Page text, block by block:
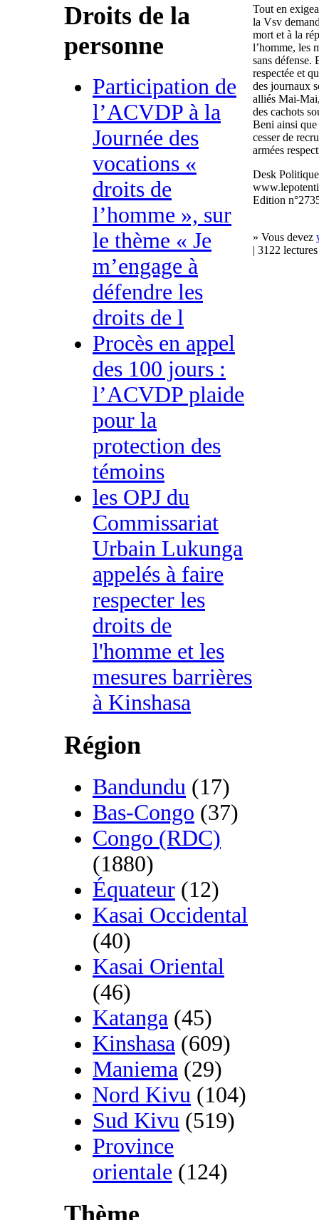
Droits de la
personne
Participation de
l’ACVDP à la
Journée des
vocations «
droits de
l’homme », sur
le thème « Je
m’engage à
défendre les
droits de l
Procès en appel
des 100 jours :
l’ACVDP plaide
pour la
protection des
témoins
les OPJ du
Commissariat
Urbain Lukunga
appelés à faire
respecter les
droits de
l'homme et les
mesures barrières
à Kinshasa
Région
Bandundu (17)
Bas-Congo (37)
Congo (RDC)
(1880)
Équateur (12)
Kasai Occidental
(40)
Kasai Oriental
(46)
Katanga (45)
Kinshasa (609)
Maniema (29)
Nord Kivu (104)
Sud Kivu (519)
Province
orientale (124)
Tout en
la Vsv
mort et à la
l’homme, les
sans défense.
respectée et
des journaux
alliés Mai-
des cachots
Beni ainsi
cesser de
armées
Desk
Edition
» Vous devez
| 3122 lectures